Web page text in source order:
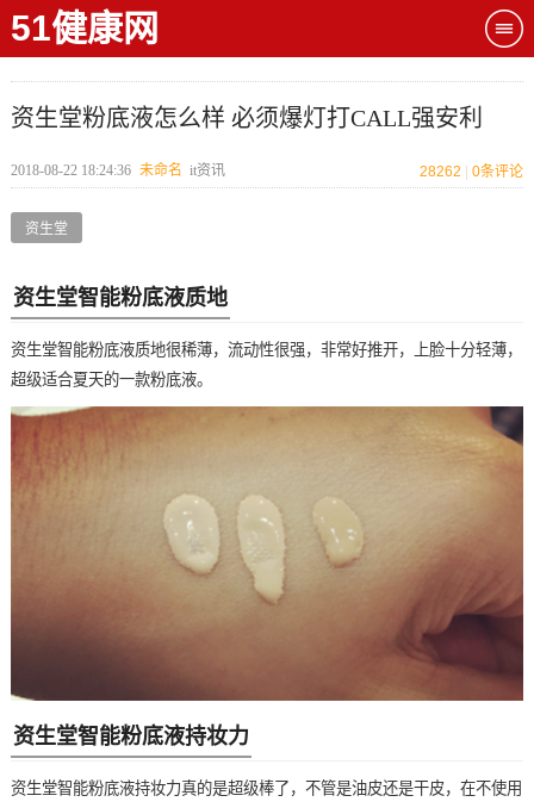
51健康网
资生堂粉底液怎么样 必须爆灯打CALL强安利
2018-08-22 18:24:36 未命名 it资讯 28262 0条评论
资生堂
资生堂智能粉底液质地
资生堂智能粉底液质地很稀薄，流动性很强，非常好推开，上脸十分轻薄，
超级适合夏天的一款粉底液。
资生堂智能粉底液持妆力
资生堂智能粉底液持妆力真的是超级棒了，不管是油皮还是干皮，在不使用